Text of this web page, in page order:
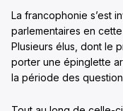
La francophonie s’est
parlementaires en
Plusieurs élus, dont le
porter une épinglette
la période des